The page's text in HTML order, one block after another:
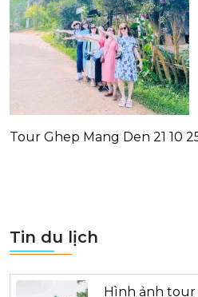
Tour Ghep Mang Den 21 10
Tin du lịch
Hình ảnh tour